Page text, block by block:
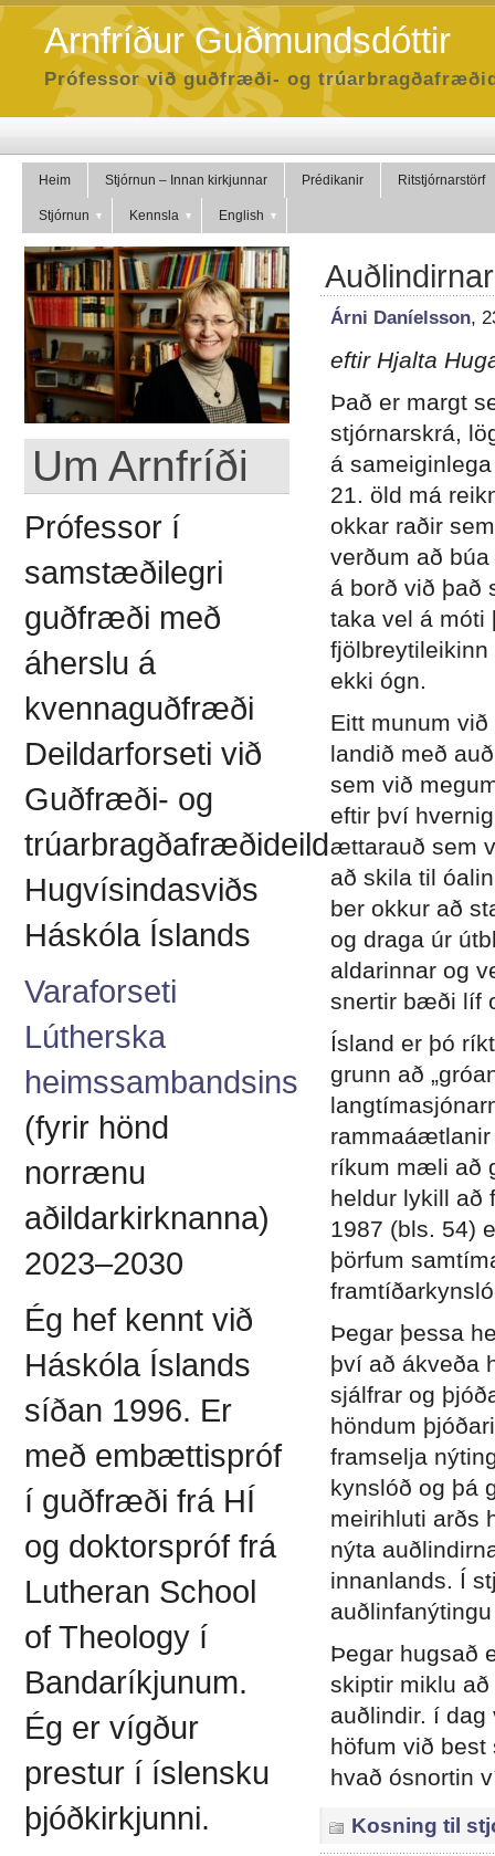
Arnfríður Guðmundsdóttir
Prófessor við guðfræði- og
Heim Stjórnun – Innan kirkjunnar Prédikanir Ritstjórnarstörf
Stjórnun Kennsla English
Árni Daníelsson,
eftir Hjalta
Það er margt
stjórnarskrá,
á
21. öld má
okkar raðir
verðum að
á borð við það
taka vel á móti
ekki ógn.
Eitt munum
landið með
sem við
eftir því
ættarauð sem
að skila til
ber okkur að
og draga úr
aldarinnar og
snertir bæði líf
Ísland er þó
grunn að
rammaáætlanir
ríkum mæli að
heldur lykill að
1987 (bls. 54)
þörfum
Þegar þessa
því að ákveða
sjálfrar og
höndum
framselja
kynslóð og þá
meirihluti arðs
nýta
innanlands. Í
Þegar hugsað
skiptir miklu
auðlindir. í
höfum við best
hvað ósnortin
Kosning til
Um Arnfríði
Prófessor í
samstæðilegri
guðfræði með
áherslu á
kvennaguðfræði
Deildarforseti við
Guðfræði- og
trúarbragðafræðideild
Hugvísindasviðs
Háskóla Íslands
Varaforseti
Lútherska
heimssambandsins
(fyrir hönd
norrænu
aðildarkirknanna)
2023–2030
Ég hef kennt við
Háskóla Íslands
síðan 1996. Er
með embættispróf
í guðfræði frá HÍ
og doktorspróf frá
Lutheran School
of Theology í
Bandaríkjunum.
Ég er vígður
prestur í íslensku
þjóðkirkjunni.